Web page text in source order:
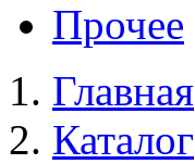
Прочее
Главная
Каталог